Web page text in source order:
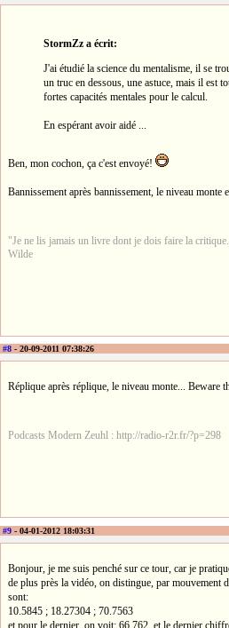
StormZz a écrit:
J'ai étudié la science du mentalisme, il se
un truc en dessous, une astuce, mais il est
fortes capacités mentales pour le calcul.
En espérant avoir aidé ...
Ben, mon cochon, ça c'est envoyé!
Bannissement après bannissement, le niveau monte
"Je ne lis jamais un livre dont je dois faire la
Wilde
#8 - 20-09-2011 07:38:26
Réplique après réplique, le niveau monte... Beware
Podcasts Modern Zeuhl : http://radio-r2r.fr/?p=298
#9 - 04-01-2012 18:03:31
Bonjour, je me suis penché sur ce tour, car je
de plus près la vidéo, on distingue, par mouvement
sont:
10.5845 ; 18.27304 ; 70.7563
et pour le dernier, on voit: 66.762. et le dernier